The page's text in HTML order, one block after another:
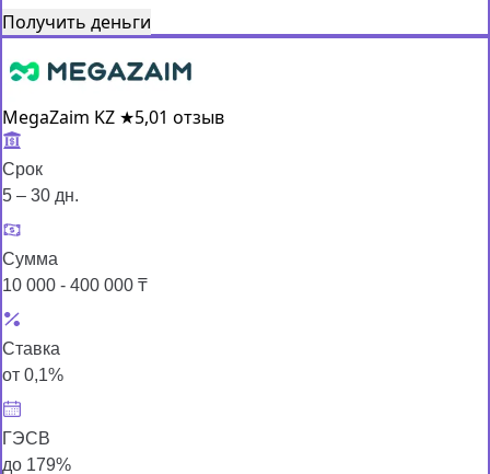
Получить деньги
MegaZaim KZ ★5,01 отзыв
Срок
5 – 30 дн.
Сумма
10 000 - 400 000 ₸
Ставка
от 0,1%
ГЭСВ
до 179%